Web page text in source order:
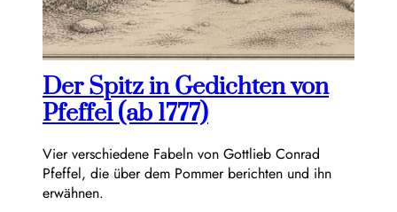
Der Spitz in Gedichten von
Pfeffel (ab 1777)
Vier verschiedene Fabeln von Gottlieb Conrad
Pfeffel, die über dem Pommer berichten und ihn
erwähnen.